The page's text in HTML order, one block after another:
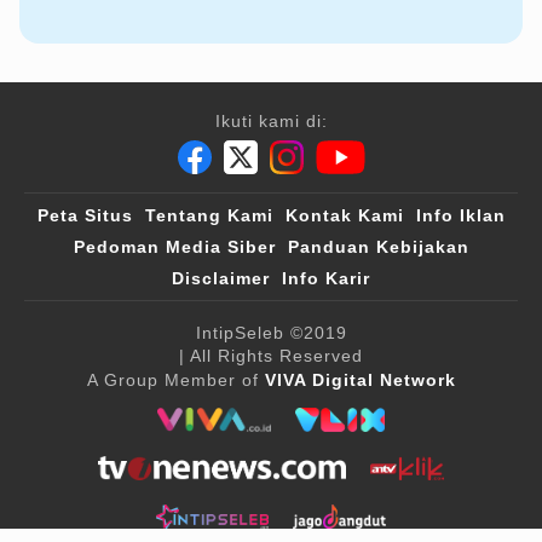
Ikuti kami di:
Peta Situs Tentang Kami Kontak Kami
Info Iklan
Pedoman Media Siber
Panduan Kebijakan
Disclaimer
Info Karir
IntipSeleb ©2019
| All Rights Reserved
A Group Member of VIVA Digital Network